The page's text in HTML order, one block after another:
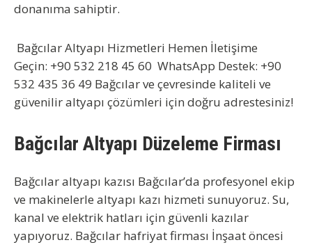
donanıma sahiptir.
Bağcılar Altyapı Hizmetleri Hemen İletişime
Geçin: +90 532 218 45 60 WhatsApp Destek: +90
532 435 36 49 Bağcılar ve çevresinde kaliteli ve
güvenilir altyapı çözümleri için doğru adrestesiniz!
Bağcılar Altyapı Düzeleme Firması
Bağcılar altyapı kazısı Bağcılar’da profesyonel ekip
ve makinelerle altyapı kazı hizmeti sunuyoruz. Su,
kanal ve elektrik hatları için güvenli kazılar
yapıyoruz. Bağcılar hafriyat firması İnşaat öncesi